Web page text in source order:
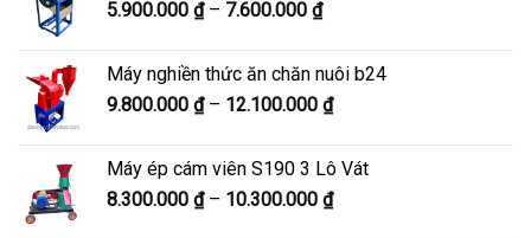
đến
5.900.000 ₫ – 7.600.000 ₫Khoảng
5.900.000 ₫
đến
Máy nghiền thức ăn chăn nuôi b24
9.800.000 ₫ – 12.100.000 ₫Khoảng
9.800.000 ₫
đến
Máy ép cám viên S190 3 Lô Vát
8.300.000 ₫ – 10.300.000 ₫Khoảng